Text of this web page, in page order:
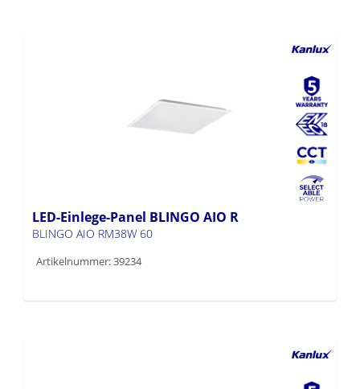
LED-Einlege-Panel BLINGO AIO R
BLINGO AIO RM38W 60
Artikelnummer: 39234